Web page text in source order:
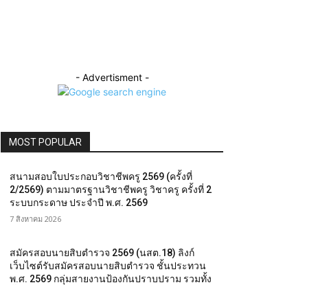
- Advertisment -
MOST POPULAR
สนามสอบใบประกอบวิชาชีพครู 2569 (ครั้งที่
2/2569) ตามมาตรฐานวิชาชีพครู วิชาครู ครั้งที่ 2
ระบบกระดาษ ประจำปี พ.ศ. 2569
7 สิงหาคม 2026
สมัครสอบนายสิบตำรวจ 2569 (นสต.18) ลิงก์
เว็บไซต์รับสมัครสอบนายสิบตำรวจ ชั้นประทวน
พ.ศ. 2569 กลุ่มสายงานป้องกันปราบปราม รวมทั้ง